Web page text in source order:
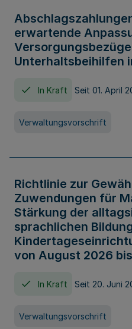
erwartende
Unterhaltsbeihilfen
In Kraft Seit 01. April
Verwaltungsvorschrift
Richtlinie zur
Zuwendungen für
Stärkung der
sprachlichen
von August 2026
In Kraft Seit 20. Juni
Verwaltungsvorschrift